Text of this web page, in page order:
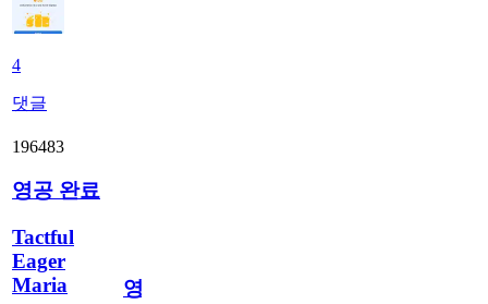
4
댓글
196483
영공 완료
Tactful
Eager
Maria
영